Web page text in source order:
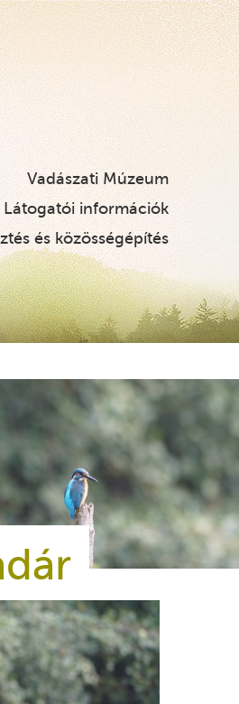
Vadászati Múzeum
Látogatói információk
és közösségépítés